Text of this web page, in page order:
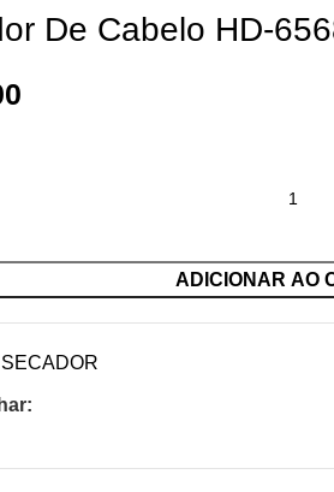
De Cabelo HD-
ADICIONAR AO
SECADOR